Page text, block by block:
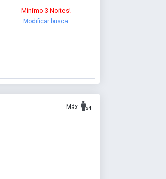
Mínimo 3 Noites!
Modificar busca
Máx. x4